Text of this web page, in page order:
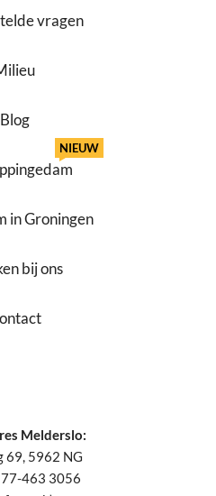
vragen
Blog
NIEUW
in Groningen
bij ons
Melderslo:
69, 5962 NG
77-463 3056